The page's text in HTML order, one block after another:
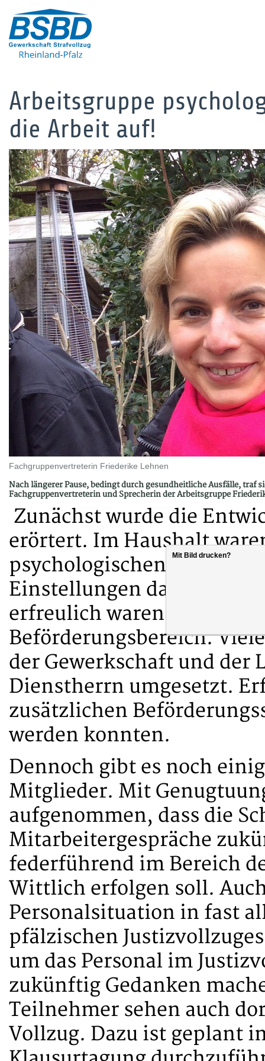
Arbeitsgruppe
die Arbeit auf!
Fachgruppenvertreterin Friederike Lehnen
Nach längerer Pause, bedingt durch gesundheitliche Ausfälle, traf
Fachgruppenvertreterin und Sprecherin der Arbeitsgruppe
Zunächst wurde die
erörtert. Im Haushalt
psychologischen Dienst
Einstellungen dafür sind
erfreulich waren die
Beförderungsbereich.
der Gewerkschaft und der
Dienstherrn umgesetzt.
zusätzlichen
werden konnten.
Dennoch gibt es noch
Mitglieder. Mit
aufgenommen, dass die
Mitarbeitergespräche
federführend im Bereich
Wittlich erfolgen soll.
Personalsituation in fast
pfälzischen
um das Personal im
zukünftig Gedanken
Teilnehmer sehen auch
Vollzug. Dazu ist geplant
Mit Bild drucken?